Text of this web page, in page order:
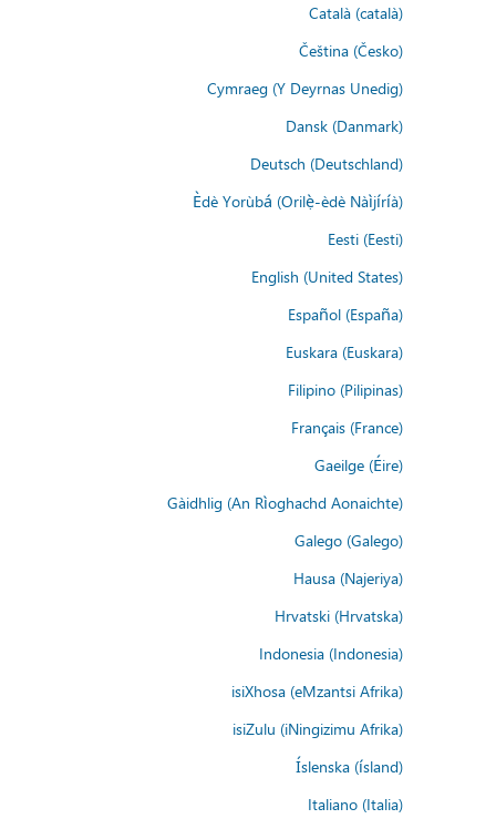
Català (català)
Čeština (Česko)
Cymraeg (Y Deyrnas Unedig)
Dansk (Danmark)
Deutsch (Deutschland)
Èdè Yorùbá (Orilẹ̀-èdè Nàìjíríà)
Eesti (Eesti)
English (United States)
Español (España)
Euskara (Euskara)
Filipino (Pilipinas)
Français (France)
Gaeilge (Éire)
Gàidhlig (An Rìoghachd Aonaichte)
Galego (Galego)
Hausa (Najeriya)
Hrvatski (Hrvatska)
Indonesia (Indonesia)
isiXhosa (eMzantsi Afrika)
isiZulu (iNingizimu Afrika)
Íslenska (ísland)
Italiano (Italia)